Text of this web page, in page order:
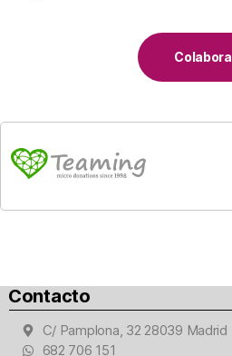
Colabora
Contacto
C/ Pamplona, 32 28039 Madrid
682 706 151